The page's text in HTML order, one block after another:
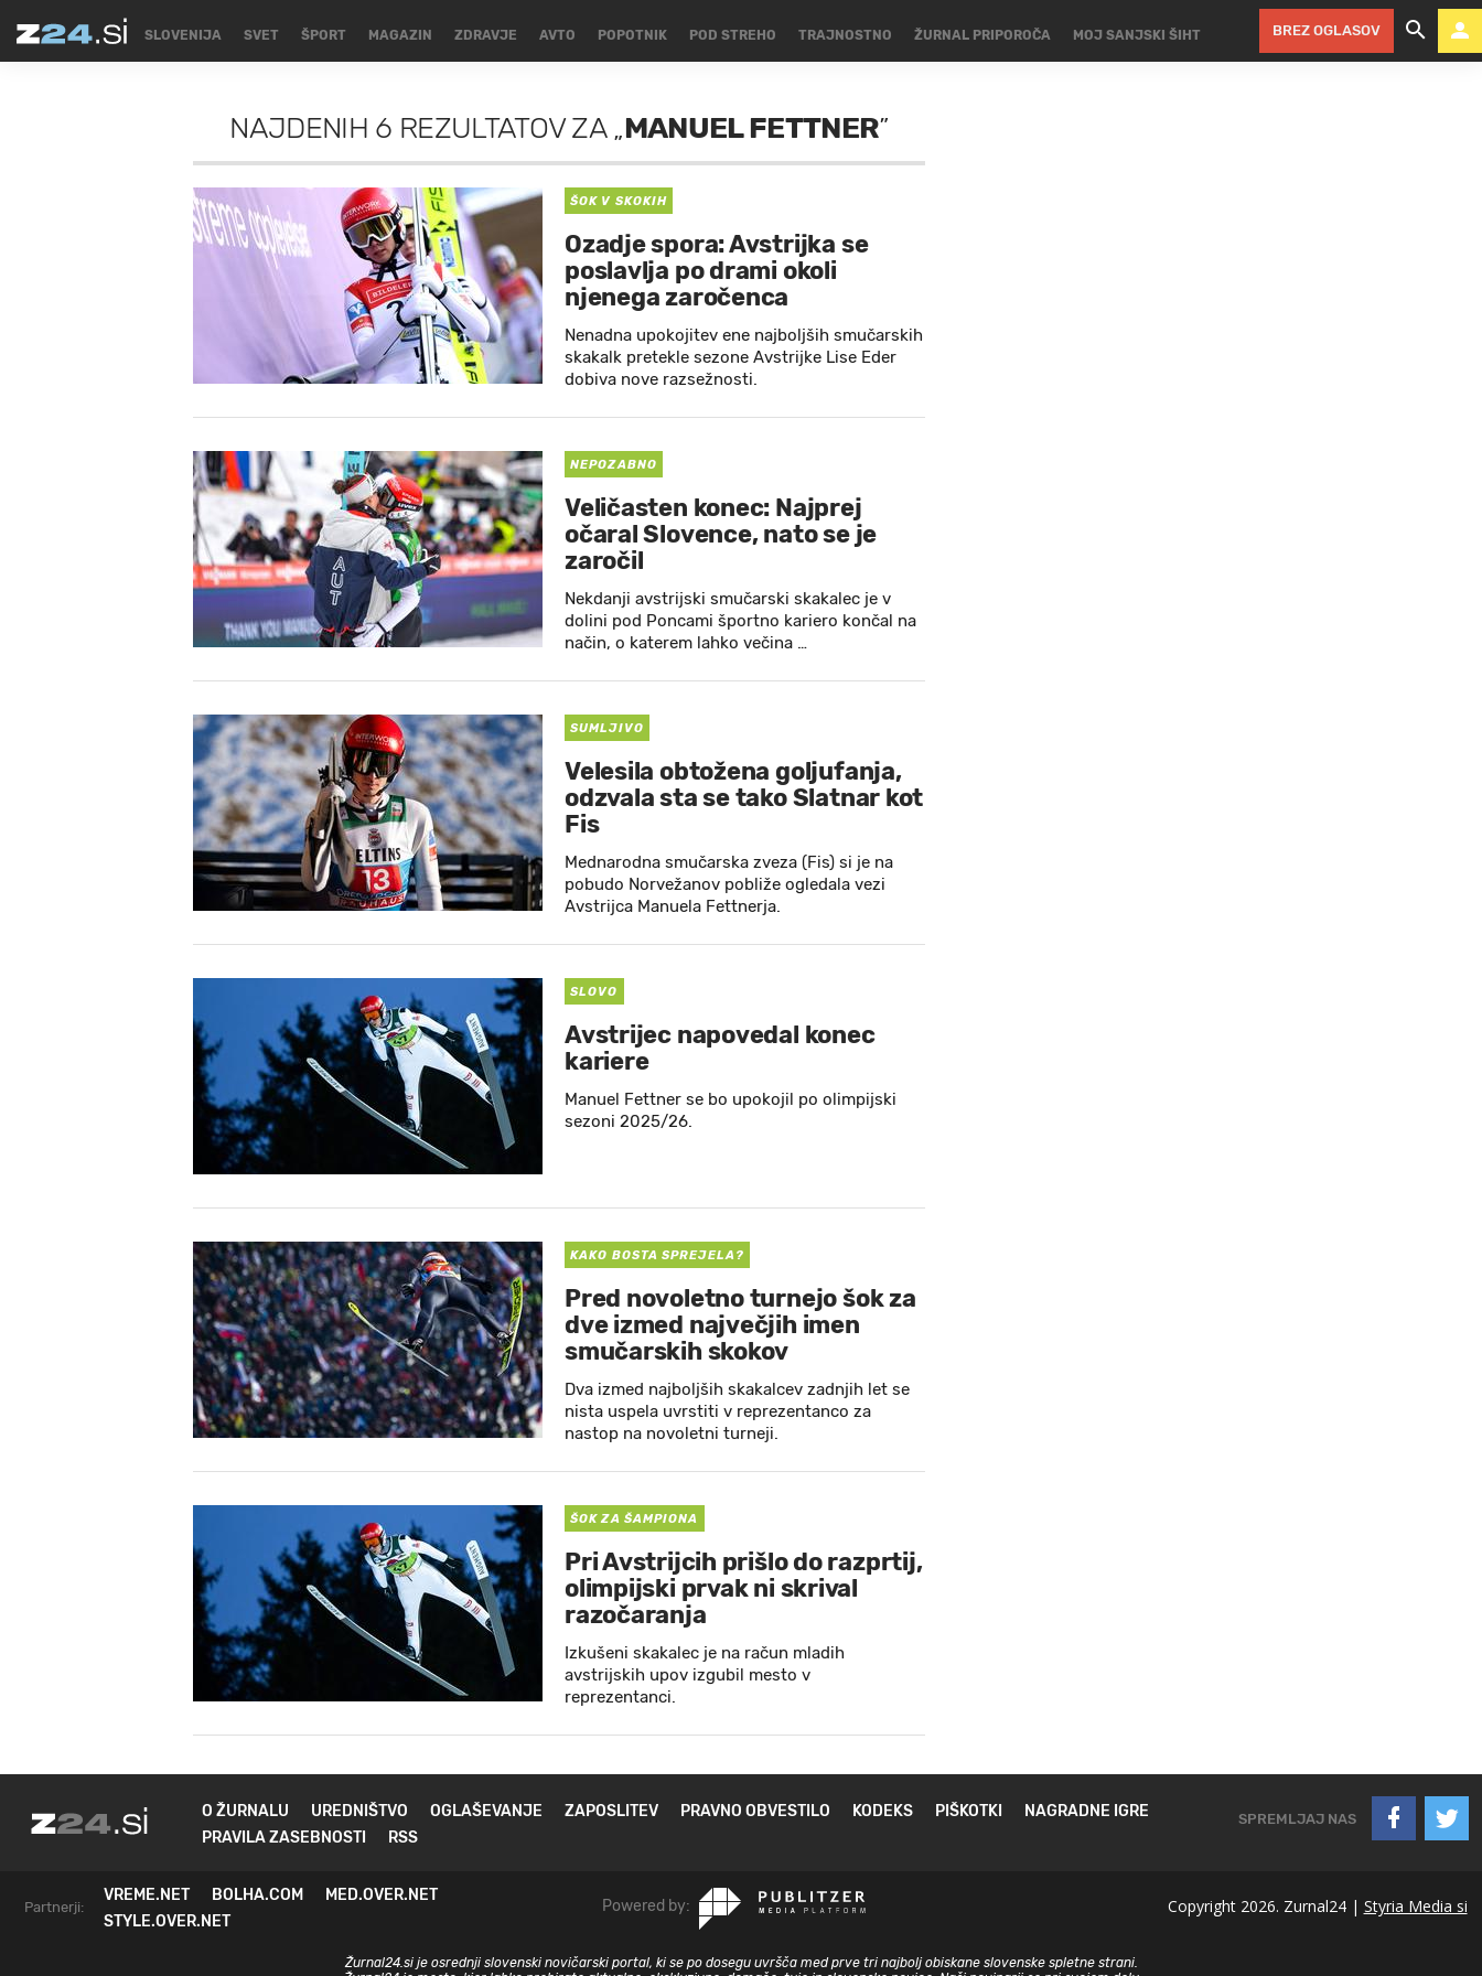
SLOVENIJA SVET ŠPORT MAGAZIN ZDRAVJE AVTO POPOTNIK POD STREHO TRAJNOSTNO ŽURNAL PRIPOROČA MOJ SANJSKI ŠIHT BREZ OGLASOV
NAJDENIH 6 REZULTATOVZA„MANUEL FETTNER”
ŠOK V SKOKIH
Ozadje spora: Avstrijka se
poslavlja po drami okoli
njenega zaročenca
Nenadna upokojitev ene najboljših smučarskih
skakalk pretekle sezone Avstrijke Lise Eder
dobiva nove razsežnosti.
NEPOZABNO
Veličasten konec: Najprej
očaral Slovence, nato se je
zaročil
Nekdanji avstrijski smučarski skakalec je v
dolini pod Poncami športno kariero končal na
način, o katerem lahko večina …
SUMLJIVO
Velesila obtožena goljufanja,
odzvala sta se tako Slatnar kot
Fis
Mednarodna smučarska zveza (Fis) si je na
pobudo Norvežanov pobliže ogledala vezi
Avstrijca Manuela Fettnerja.
SLOVO
Avstrijec napovedal konec
kariere
Manuel Fettner se bo upokojil po olimpijski
sezoni 2025/26.
KAKO BOSTA SPREJELA?
Pred novoletno turnejo šok za
dve izmed največjih imen
smučarskih skokov
Dva izmed najboljših skakalcev zadnjih let se
nista uspela uvrstiti v reprezentanco za
nastop na novoletni turneji.
ŠOK ZA ŠAMPIONA
Pri Avstrijcih prišlo do razprtij,
olimpijski prvak ni skrival
razočaranja
Izkušeni skakalec je na račun mladih
avstrijskih upov izgubil mesto v
reprezentanci.
O ŽURNALU UREDNIŠTVO OGLAŠEVANJE ZAPOSLITEV PRAVNO OBVESTILO KODEKS PIŠKOTKI
NAGRADNE IGRE
PRAVILA ZASEBNOSTI
RSS
SPREMLJAJ NAS
Partnerji:
VREME.NET BOLHA.COM
MED.OVER.NET
STYLE.OVER.NET
Powered by: Copyright 2026. Zurnal24 | Styria Media si
Žurnal24.si je osrednji slovenski novičarski portal, ki se po dosegu uvršča med prve tri najbolj obiskane slovenske spletne strani.